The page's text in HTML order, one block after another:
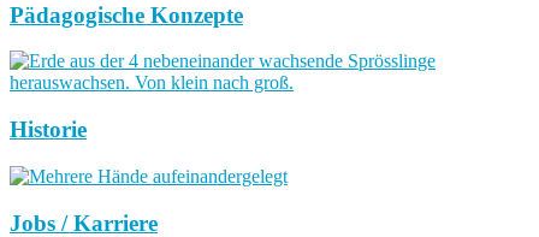
Pädagogische Konzepte
Historie
Jobs / Karriere